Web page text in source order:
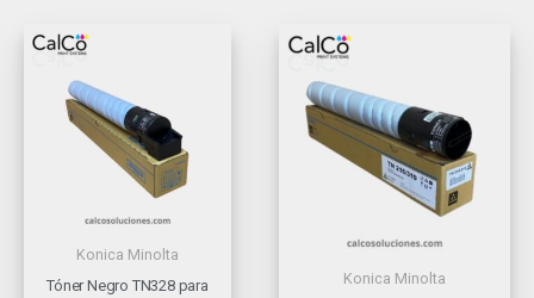
Konica Minolta
Tóner Negro TN328 para
Konica Minolta